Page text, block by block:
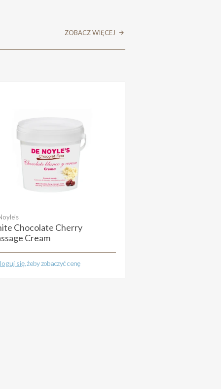
ZOBACZ WIĘCEJ
Chocolate Cherry
Cream
się, żeby zobaczyć cenę